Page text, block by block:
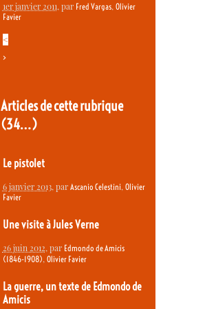
1er janvier 2011, par Fred Vargas, Olivier
Favier
<
>
Articles de cette rubrique
(34…)
Le pistolet
6 janvier 2013, par Ascanio Celestini, Olivier
Favier
Une visite à Jules Verne
26 juin 2012, par Edmondo de Amicis
(1846-1908), Olivier Favier
La guerre, un texte de Edmondo de
Amicis